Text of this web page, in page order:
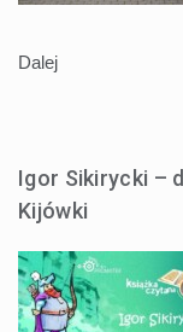
Dalej
Igor Sikirycki –
Kijówki